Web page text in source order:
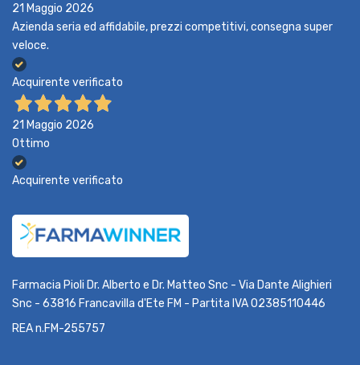
21 Maggio 2026
Azienda seria ed affidabile, prezzi competitivi, consegna super
veloce.
Acquirente verificato
21 Maggio 2026
Ottimo
Acquirente verificato
Farmacia Pioli Dr. Alberto e Dr. Matteo Snc - Via Dante Alighieri
Snc - 63816 Francavilla d'Ete FM - Partita IVA 02385110446
REA n.FM-255757